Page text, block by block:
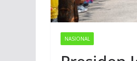
NASIONAL